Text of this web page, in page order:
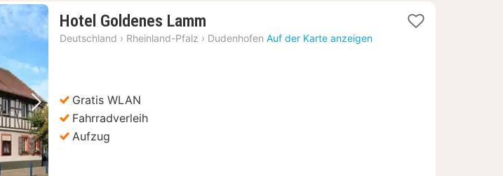
Nächstes Bild
Hotel Goldenes Lamm
Nacht
Deutschland › Rheinland-Pfalz › Dudenhofen Auf der Karte anzeigen
Gratis WLAN
Fahrradverleih
Aufzug